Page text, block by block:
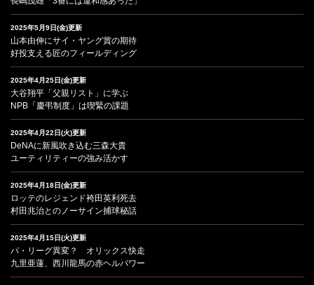
2025年5月9日(金)更新
山本由伸にサイ・ヤング賞の期待
好投支える匠のフィールディング
2025年4月25日(金)更新
大谷翔平「父親リスト」に学ぶ
NPB「慶弔制度」は喫緊の課題
2025年4月22日(火)更新
DeNAに新風吹き込む三森大貴
ユーティリティーの強み活かす
2025年4月18日(金)更新
ロッテのレジェンド袴田英利死去
村田兆治とのノーサイン捕球秘話
2025年4月15日(火)更新
パ・リーグ異変？ オリックス快走
九里亜蓮、西川龍馬の赤ヘルパワー